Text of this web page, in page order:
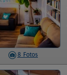
8 Fotos